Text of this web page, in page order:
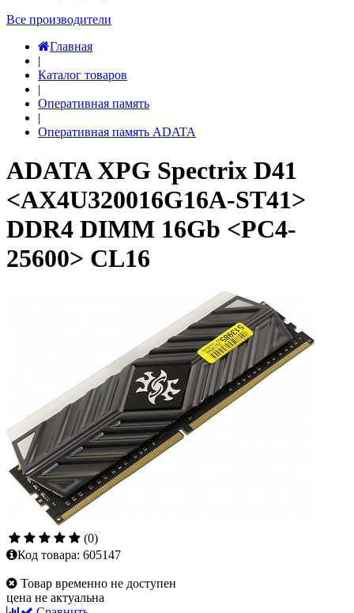
Все производители
Главная
|
Каталог товаров
|
Оперативная память
|
Оперативная память ADATA
ADATA XPG Spectrix D41
<AX4U320016G16A-ST41>
DDR4 DIMM 16Gb <PC4-
25600> CL16
(0)
Код товара: 605147
Товар временно не доступен
цена не актуальна